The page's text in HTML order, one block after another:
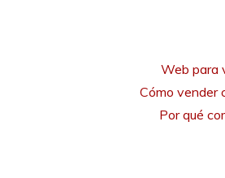
Web para
Cómo vender
Por qué